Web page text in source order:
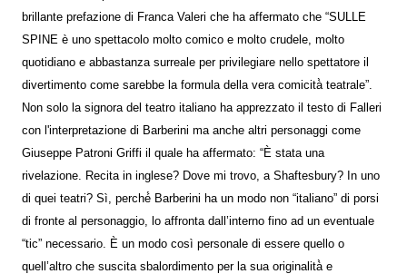
brillante prefazione di Franca Valeri che ha affermato che “SULLE
SPINE è uno spettacolo molto comico e molto crudele, molto
quotidiano e abbastanza surreale per privilegiare nello spettatore il
divertimento come sarebbe la formula della vera comicità̀ teatrale”.
Non solo la signora del teatro italiano ha apprezzato il testo di Falleri
con l'interpretazione di Barberini ma anche altri personaggi come
Giuseppe Patroni Griffi il quale ha affermato: “È stata una
rivelazione. Recita in inglese? Dove mi trovo, a Shaftesbury? In uno
di quei teatri? Sì, perché́ Barberini ha un modo non “italiano” di porsi
di fronte al personaggio, lo affronta dall’interno fino ad un eventuale
“tic” necessario. È un modo così personale di essere quello o
quell’altro che suscita sbalordimento per la sua originalità̀ e